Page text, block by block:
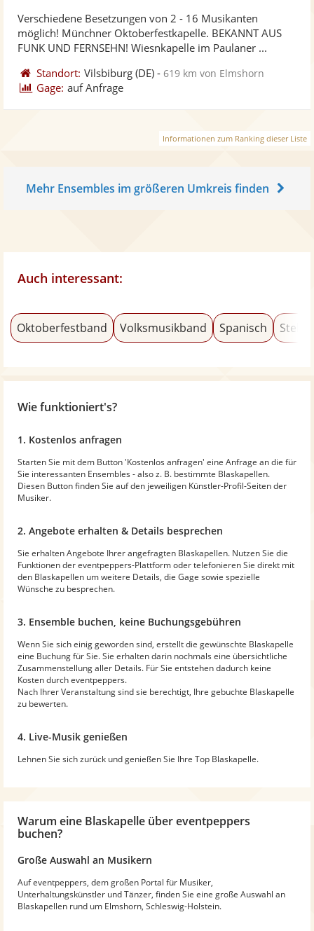
Verschiedene Besetzungen von 2 - 16 Musikanten
möglich! Münchner Oktoberfestkapelle. BEKANNT AUS
FUNK UND FERNSEHN! Wiesnkapelle im Paulaner ...
Standort: Vilsbiburg (DE) -619 km von Elmshorn
Gage: auf Anfrage
Informationen zum Ranking dieser Liste
Mehr Ensembles im größeren Umkreis finden
Auch interessant:
Oktoberfestband Volksmusikband Spanisch
Wie funktioniert's?
1. Kostenlos anfragen
Starten Sie mit dem Button 'Kostenlos anfragen' eine Anfrage an die für
Sie interessanten Ensembles - also z. B. bestimmte Blaskapellen.
Diesen Button finden Sie auf den jeweiligen Künstler-Profil-Seiten der
Musiker.
2. Angebote erhalten & Details besprechen
Sie erhalten Angebote Ihrer angefragten Blaskapellen. Nutzen Sie die
Funktionen der eventpeppers-Plattform oder telefonieren Sie direkt mit
den Blaskapellen um weitere Details, die Gage sowie spezielle
Wünsche zu besprechen.
3. Ensemble buchen, keine Buchungsgebühren
Wenn Sie sich einig geworden sind, erstellt die gewünschte Blaskapelle
eine Buchung für Sie. Sie erhalten darin nochmals eine übersichtliche
Zusammenstellung aller Details. Für Sie entstehen dadurch keine
Kosten durch eventpeppers.
Nach Ihrer Veranstaltung sind sie berechtigt, Ihre gebuchte Blaskapelle
zu bewerten.
4. Live-Musik genießen
Lehnen Sie sich zurück und genießen Sie Ihre Top Blaskapelle.
Warum eine Blaskapelle über eventpeppers
buchen?
Große Auswahl an Musikern
Auf eventpeppers, dem großen Portal für Musiker,
Unterhaltungskünstler und Tänzer, finden Sie eine große Auswahl an
Blaskapellen rund um Elmshorn, Schleswig-Holstein.